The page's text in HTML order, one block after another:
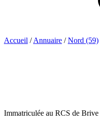
Accueil / Annuaire / Nord (59)
Immatriculée au RCS de Brive